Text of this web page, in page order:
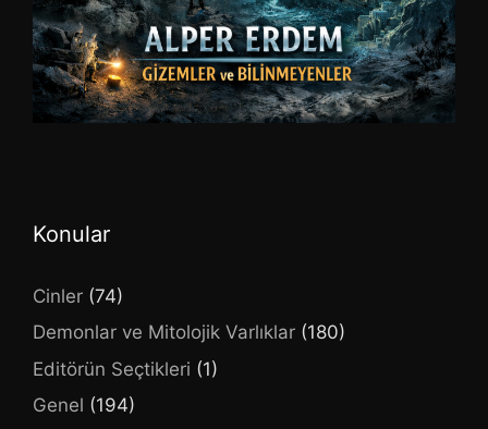
Konular
Cinler (74)
Demonlar ve Mitolojik Varlıklar (180)
Editörün Seçtikleri (1)
Genel (194)